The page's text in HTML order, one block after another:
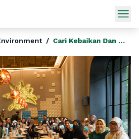
/ Cari Kebaikan Dan Kesegaran Susu Terbaik Yuk Startfresh Bersama Greenfields The Extra Milk 100 Fresh Milk Pasteurisasi Dari Peternakan Sendiri